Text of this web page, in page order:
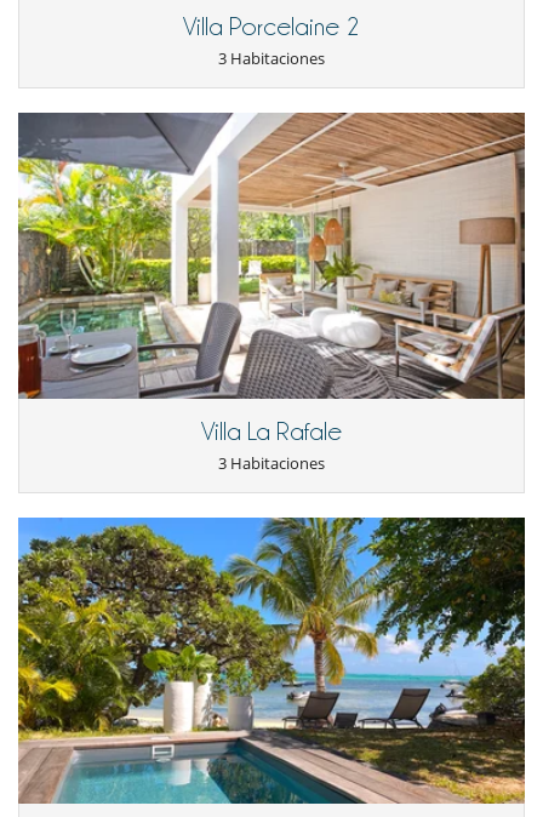
Villa Porcelaine 2
3 Habitaciones
Villa La Rafale
3 Habitaciones